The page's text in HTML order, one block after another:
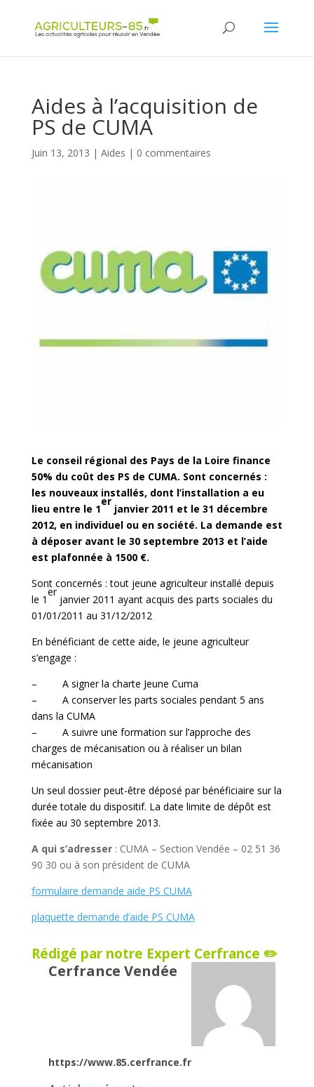
Aides à l’acquisition de
PS de CUMA
Juin 13, 2013 | Aides | 0 commentaires
Le conseil régional des Pays de la Loire finance
50% du coût des PS de CUMA. Sont concernés :
les nouveaux installés, dont l’installation a eu
lieu entre le 1
er
janvier 2011 et le 31 décembre
2012, en individuel ou en société. La demande est
à déposer avant le 30 septembre 2013 et l’aide
est plafonnée à 1500 €.
Sont concernés : tout jeune agriculteur installé depuis
le 1
er
janvier 2011 ayant acquis des parts sociales du
01/01/2011 au 31/12/2012
En bénéficiant de cette aide, le jeune agriculteur
s’engage :
– A signer la charte Jeune Cuma
– A conserver les parts sociales pendant 5 ans
dans la CUMA
– A suivre une formation sur l’approche des
charges de mécanisation ou à réaliser un bilan
mécanisation
Un seul dossier peut-être déposé par bénéficiaire sur la
durée totale du dispositif. La date limite de dépôt est
fixée au 30 septembre 2013.
A qui s’adresser : CUMA – Section Vendée – 02 51 36
90 30 ou à son président de CUMA
formulaire demande aide PS CUMA
plaquette demande d’aide PS CUMA
Rédigé par notre Expert Cerfrance ✏️
Cerfrance Vendée
https://www.85.cerfrance.fr